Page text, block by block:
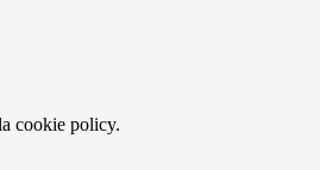
cookie policy.